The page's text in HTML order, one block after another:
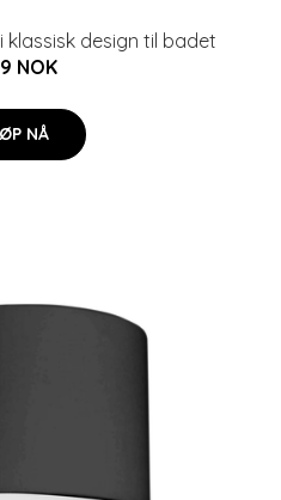
design til badet
NOK
NÅ